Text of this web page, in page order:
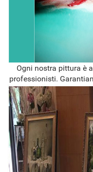
Ogni nostra pittura è
professionisti.